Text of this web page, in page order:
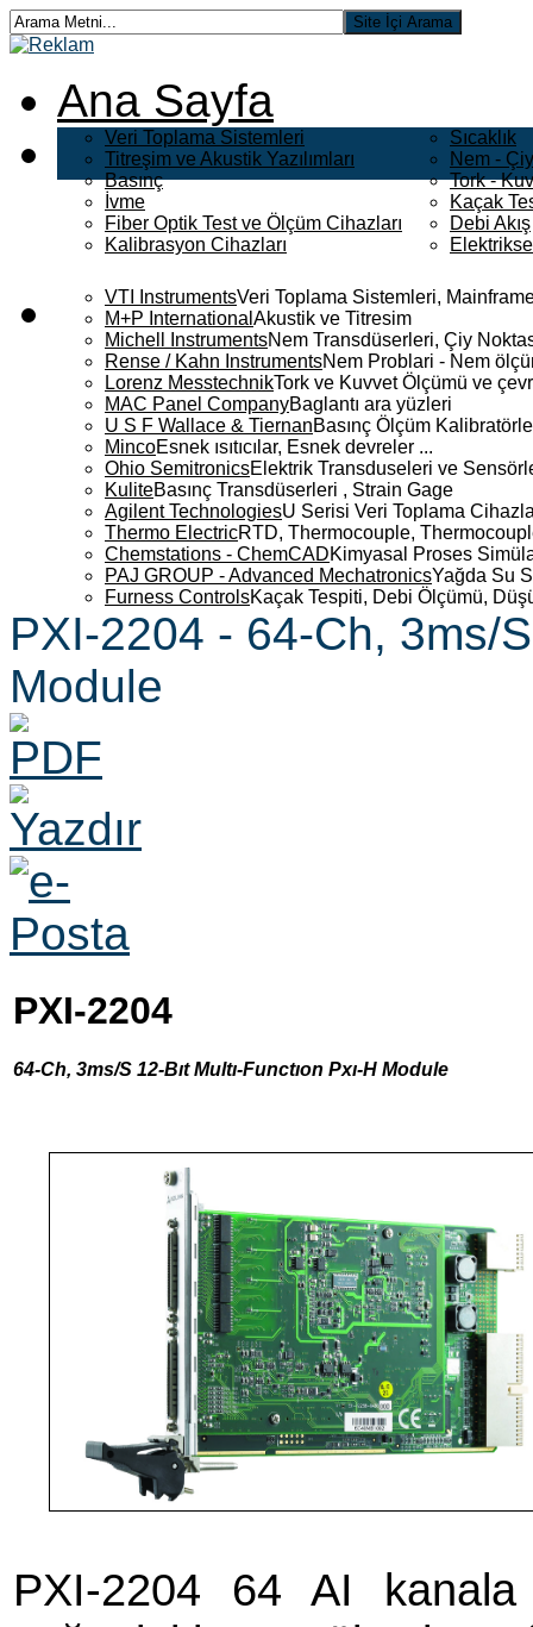
Ana Sayfa
Veri Toplama Sistemleri
Titreşim ve Akustik Yazılımları
Basınç
İvme
Fiber Optik Test ve Ölçüm Cihazları
Kalibrasyon Cihazları
Sıcaklık
Nem -
Tork -
Kaçak
Debi Akış
VTI InstrumentsVeri Toplama Sistemleri,
M+P International Akustik ve Titresim
Michell InstrumentsNem Transdüserleri, Çiy
Rense / Kahn InstrumentsNem Problari - Nem
Lorenz MesstechnikTork ve Kuvvet Ölçümü ve
MAC Panel CompanyBaglantı ara yüzleri
U S F Wallace & TiernanBasınç Ölçüm
MincoEsnek ısıtıcılar, Esnek devreler ...
Ohio SemitronicsElektrik Transduseleri ve
KuliteBasınç Transdüserleri , Strain Gage
Agilent TechnologiesU Serisi Veri Toplama
Thermo ElectricRTD, Thermocouple,
Chemstations - ChemCADKimyasal Proses
PAJ GROUP - Advanced MechatronicsYağda Su
Furness ControlsKaçak Tespiti, Debi Ölçümü,
PXI-2204 - 64-Ch, 3ms/S
Module
PXI-2204
64-Ch, 3ms/S 12-Bıt Multı-Functıon Pxı-H Module
PXI-2204 64 AI